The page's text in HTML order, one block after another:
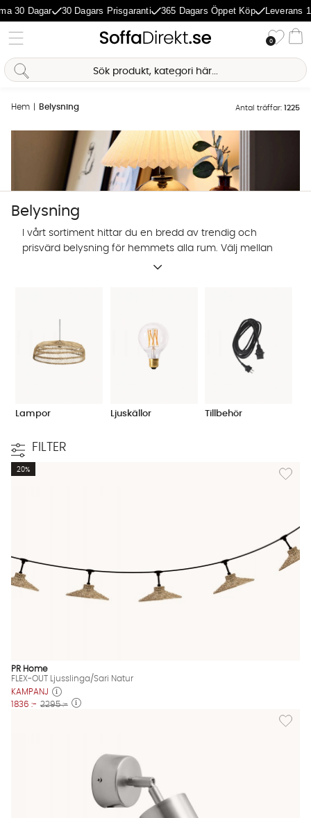
30 Dagars Prisgaranti 365 Dagars Öppet Köp Leverans 1-5
0
Hem Belysning Antal träffar: 1225
Belysning
I vårt sortiment hittar du en bredd av trendig och
prisvärd belysning för hemmets alla rum. Välj mellan
designbelysning från utvalda varumärken, eller
Lampor Ljuskällor Tillbehör
FILTER
Lägg
20%
PR Home
FLEX-OUT Ljusslinga/Sari Natur
KAMPANJ
1836 :- 2295 :-
Lägg